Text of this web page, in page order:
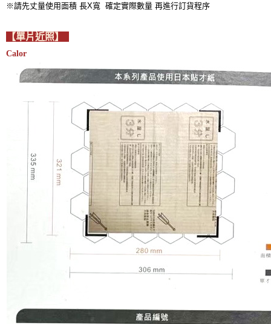
※請先丈量使用面積 長X寬 確定實際數量 再進行訂貨程序
【單片近照】
Calor